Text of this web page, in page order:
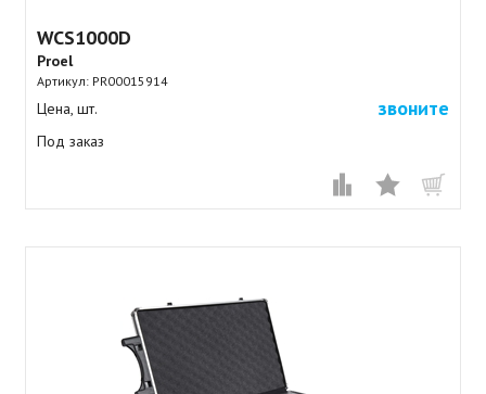
WCS1000D
Proel
Артикул: PR00015914
Цена, шт. звоните
Под заказ